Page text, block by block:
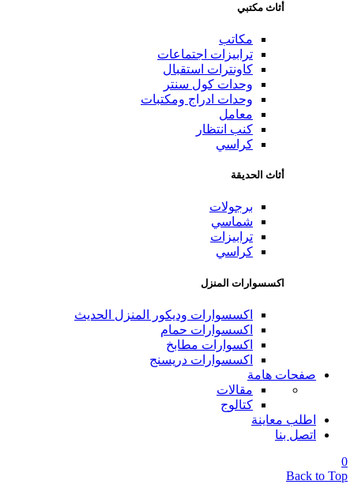
أثاث مكتبي
مكاتب
ترابيزات اجتماعات
كاونترات استقبال
وحدات كول سنتر
وحدات ادراج ومكتبات
معامل
كنب انتظار
كراسي
أثاث الحديقة
برجولات
شماسي
ترابيزات
كراسي
اكسسوارات المنزل
اكسسوارات وديكور المنزل الحديث
اكسسوارات حمام
اكسوارات مطابخ
اكسسوارات دريسنج
صفحات هامة
مقالات
كتالوج
اطلب معاينة
اتصل بنا
0
Back to Top